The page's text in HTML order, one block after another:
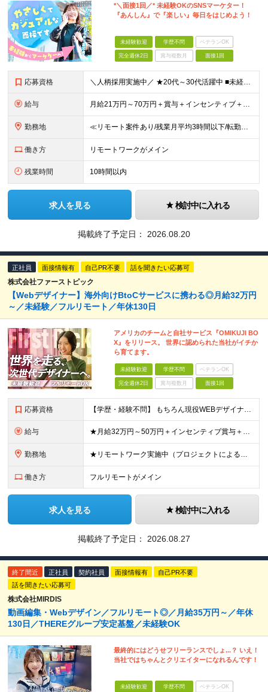
*＼面接1回／* 未経験OKのSNSマーケター！
『あんしん』で『楽しい』毎日をはじめよう！
未経験歓迎 学歴不問 ベテランOK
完全週休2日 賞与複数月 面接1回
応募資格 ＼人柄採用実施中／ ★20代～30代活躍中 ■未経験OK ■学歴不問 ■第二新卒歓迎 ■ブランクOK 【こんな方、ぴったりです！】 □ コミュニケーションを大切にできる方 →チーム連携やクライアント
給与 月給21万円～70万円＋賞与＋インセンティブ＋各種手当 ◎インセンティブ 5万～90万円等の支給実績あり！ 貴方の頑張りをしっかり評価します。 【各種手当】 ■賞与年1回 ■昇給年1回（初年度は2
勤務地 ≪リモート案件あり/残業月平均3時間以下/転勤なし/駅から徒歩4分≫ 東京本社、または関東・関西のプロジェクト先 【本社】 東京都豊島区東池袋一丁目17番11号 パークハイツ池袋1105号 【大阪
働き方 リモートワークがメイン
残業時間 10時間以内
求人を見る 検討中に入れる
掲載終了予定日： 2026.08.20
正社員 面接情報有 自己PR不要 話を聞きたい応募可
株式会社ファーストピック
【Webデザイナー】海外向けBtoCサービスに携わる◎月給32万円
～／未経験／フルリモート／年休130日
アメリカのチームと自社サービス『OMIKUJI BO
X』をリリース。 世界に認められた当社がイチか
ら育てます。
未経験歓迎 学歴不問 ベテランOK
完全週休2日 賞与複数月 面接1回
応募資格 【学歴・経験不問】 もちろん現役WEBデザイナーも大歓迎です！ ＊未経験者大歓迎！第二新卒歓迎/最短6ヶ月の充実研修/WEB面接可能＊ 「PCを触ったことがない・・・」 「スマホしか使ったことない
給与 ★月給32万円～50万円＋インセンティブ賞与＋決算賞与★ （30時間の固定残業代、一律月54,750円を含む。超過分は支給） ※経験・スキルを考慮の上、決定 ※昇給：随時あり 【インセンティブについ
勤務地 ★リモートワーク実施中（プロジェクトによる） ※一部フルリモートあり 【本社】 東京都千代田区五番町4-8 日立五番町ビル 5F 【その他勤務先】 ・北海道札幌市中央区大通東 ・宮城県仙台市青葉区
働き方 フルリモートがメイン
求人を見る 検討中に入れる
掲載終了予定日： 2026.08.27
終了間近 正社員 契約社員 面接情報有
自己PR不要
話を聞きたい応募可
株式会社MIRDIS
動画編集・Webデザイン／フルリモート◎／月給35万円～／年休
130日／THEREグループ安定基盤／未経験OK
最終的にはどうせフリーランスでしょ...？ いえ！
当社ではちゃんとクリエイターになれるんです！
未経験歓迎 学歴不問 ベテランOK